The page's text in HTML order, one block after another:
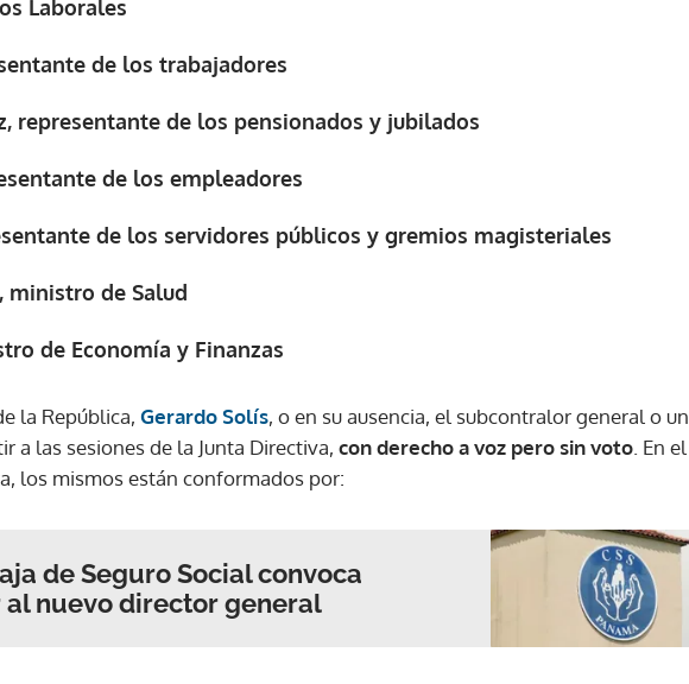
Laborales
de los trabajadores
representante de los pensionados y jubilados
de los empleadores
de los servidores públicos y gremios magisteriales
ministro de Salud
de Economía y Finanzas
la República, Gerardo Solís, o en su ausencia, el subcontralor general o un
a las sesiones de la Junta Directiva, con derecho a voz pero sin voto . En el
los mismos están conformados por:
de Seguro Social convoca
nuevo director general